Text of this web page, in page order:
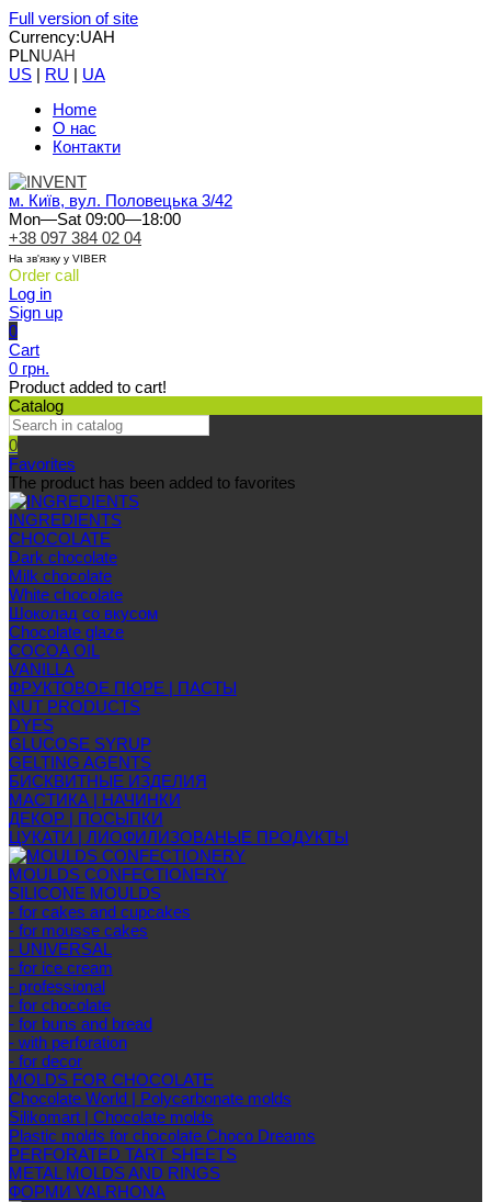
Full version of site
Currency:UAH
PLNUAH
US | RU | UA
Home
О нас
Контакти
м. Київ, вул. Половецька 3/42
Mon—Sat 09:00—18:00
+38 097 384 02 04
На зв'язку у VIBER
Order call
Log in
Sign up
0
Cart
0 грн.
Product added to cart!
Catalog
0
Favorites
The product has been added to favorites
INGREDIENTS
CHOCOLATE
Dark chocolate
Milk chocolate
White chocolate
Шоколад со вкусом
Chocolate glaze
COCOA OIL
VANILLA
ФРУКТОВОЕ ПЮРЕ | ПАСТЫ
NUT PRODUCTS
DYES
GLUCOSE SYRUP
GELTING AGENTS
БИСКВИТНЫЕ ИЗДЕЛИЯ
МАСТИКА | НАЧИНКИ
ДЕКОР | ПОСЫПКИ
ЦУКАТИ | ЛИОФИЛИЗОВАНЫЕ ПРОДУКТЫ
MOULDS CONFECTIONERY
SILICONE MOULDS
- for cakes and cupcakes
- for mousse cakes
- UNIVERSAL
- for ice cream
- professional
- for chocolate
- for buns and bread
- with perforation
- for decor
MOLDS FOR CHOCOLATE
Chocolate World | Polycarbonate molds
Silikomart | Chocolate molds
Plastic molds for chocolate Choco Dreams
PERFORATED TART SHEETS
METAL MOLDS AND RINGS
ФОРМИ VALRHONA